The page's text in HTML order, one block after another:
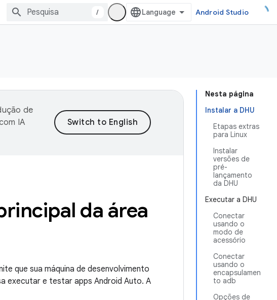
/ Android Studio
Nesta página
Instalar a DHU
Etapas extras
para Linux
Instalar
versões de
pré-
lançamento
da DHU
Executar a DHU
Conectar
usando o
modo de
acessório
Conectar
usando o
encapsulamen
to adb
Opções de
de
IA
da área
que sua máquina de desenvolvimento
executar e testar apps Android Auto. A